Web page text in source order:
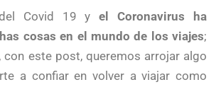
del Covid 19 yel Coronavirus ha
cosas en el mundo de los viajes;
con este post, queremos arrojar algo
a confiar en volver a viajar como